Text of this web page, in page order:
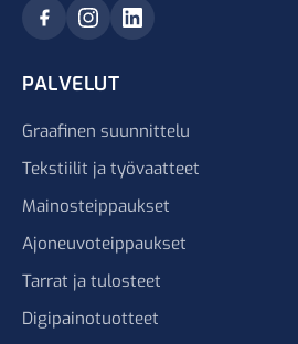
PALVELUT
Graafinen suunnittelu
Tekstiilit ja työvaatteet
Mainosteippaukset
Ajoneuvoteippaukset
Tarrat ja tulosteet
Digipainotuotteet